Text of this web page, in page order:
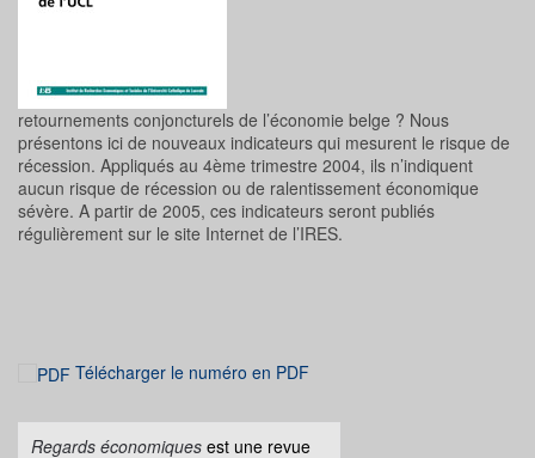
retournements conjoncturels de l’économie belge ? Nous
présentons ici de nouveaux indicateurs qui mesurent le risque de
récession. Appliqués au 4ème trimestre 2004, ils n’indiquent
aucun risque de récession ou de ralentissement économique
sévère. A partir de 2005, ces indicateurs seront publiés
régulièrement sur le site Internet de l’IRES.
Télécharger le numéro en PDF
Regards économiques est une revue